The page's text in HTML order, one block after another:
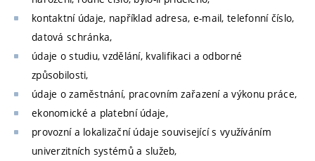
kontaktní údaje, například adresa, e-mail, telefonní číslo,
datová schránka,
údaje o studiu, vzdělání, kvalifikaci a odborné
způsobilosti,
údaje o zaměstnání, pracovním zařazení a výkonu práce,
ekonomické a platební údaje,
provozní a lokalizační údaje související s využíváním
univerzitních systémů a služeb,